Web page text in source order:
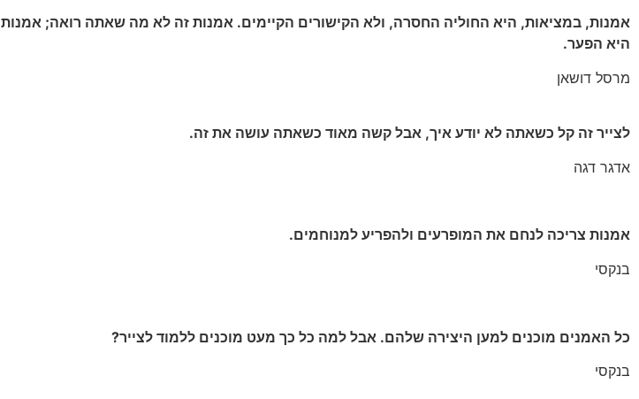
אמנות, במציאות, היא החוליה החסרה, ולא הקישורים הקיימים. אמנות זה לא מה שאתה רואה; אמנות
היא הפער.
מרסל דושאן
לצייר זה קל כשאתה לא יודע איך, אבל קשה מאוד כשאתה עושה את זה.
אדגר דגה
אמנות צריכה לנחם את המופרעים ולהפריע למנוחמים.
בנקסי
כל האמנים מוכנים למען היצירה שלהם. אבל למה כל כך מעט מוכנים ללמוד לצייר?
בנקסי